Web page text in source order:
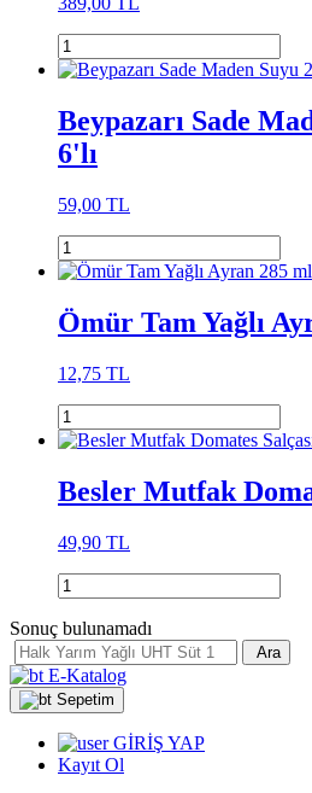
Beypazarı Sade
6'lı
59,00 TL
Ömür Tam Yağlı
12,75 TL
Besler Mutfak
49,90 TL
Sonuç bulunamadı
Ara
E-Katalog
Sepetim
GİRİŞ YAP
Kayıt Ol